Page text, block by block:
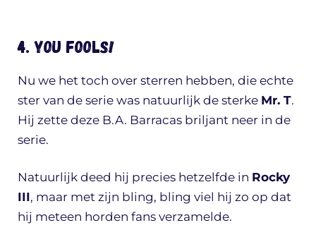
4. You fools!
Nu we het toch over sterren hebben, die echte
ster van de serie was natuurlijk de sterke Mr. T.
Hij zette deze B.A. Barracas briljant neer in de
serie.
Natuurlijk deed hij precies hetzelfde in Rocky
III, maar met zijn bling, bling viel hij zo op dat
hij meteen horden fans verzamelde.